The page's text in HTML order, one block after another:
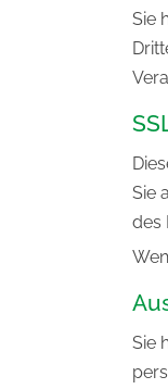
Sie
Sie
des
Sie